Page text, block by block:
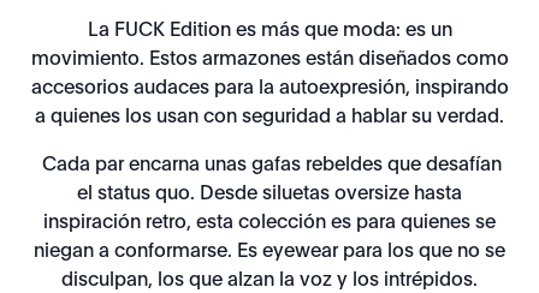
La FUCK Edition es más que moda: es un
movimiento. Estos armazones están diseñados como
accesorios audaces para la autoexpresión, inspirando
a quienes los usan con seguridad a hablar su verdad.
Cada par encarna unas gafas rebeldes que desafían
el status quo. Desde siluetas oversize hasta
inspiración retro, esta colección es para quienes se
niegan a conformarse. Es eyewear para los que no se
disculpan, los que alzan la voz y los intrépidos.